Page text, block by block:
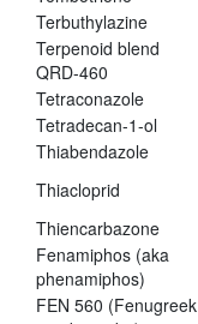
Terbuthylazine
Terpenoid blend
QRD-460
Tetraconazole
Tetradecan-1-ol
Thiabendazole
Thiacloprid
Thiencarbazone
Fenamiphos (aka
phenamiphos)
FEN 560 (Fenugreek